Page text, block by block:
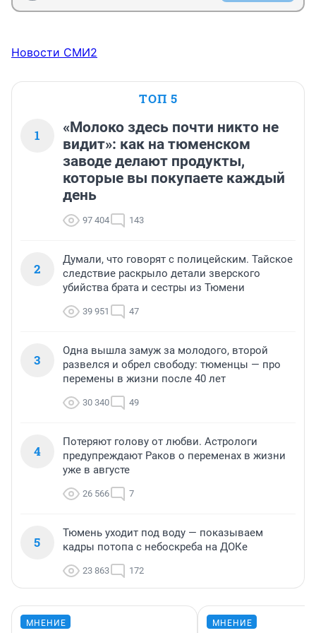
Новости СМИ2
ТОП 5
1
«Молоко здесь почти никто не
видит»: как на тюменском
заводе делают продукты,
которые вы покупаете каждый
день
97 404 143
2
Думали, что говорят с полицейским. Тайское
следствие раскрыло детали зверского
убийства брата и сестры из Тюмени
39 951 47
3
Одна вышла замуж за молодого, второй
развелся и обрел свободу: тюменцы — про
перемены в жизни после 40 лет
30 340 49
4
Потеряют голову от любви. Астрологи
предупреждают Раков о переменах в жизни
уже в августе
26 566 7
5
Тюмень уходит под воду — показываем
кадры потопа с небоскреба на ДОКе
23 863 172
МНЕНИЕ МНЕНИЕ